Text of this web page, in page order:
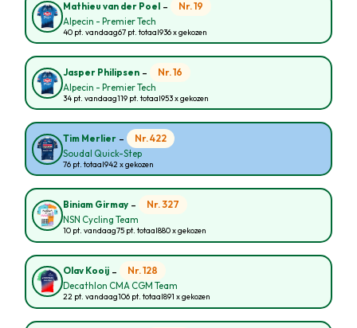
Mathieu van der Poel - Nr. 19
Alpecin - Premier Tech
40 pt. vandaag67 pt. totaal936 x gekozen
Jasper Philipsen - Nr. 16
Alpecin - Premier Tech
34 pt. vandaag119 pt. totaal953 x gekozen
Tim Merlier - Nr. 422
Soudal Quick-Step
76 pt. totaal942 x gekozen
Biniam Girmay - Nr. 327
NSN Cycling Team
10 pt. vandaag75 pt. totaal880 x gekozen
Olav Kooij - Nr. 128
Decathlon CMA CGM Team
22 pt. vandaag106 pt. totaal891 x gekozen